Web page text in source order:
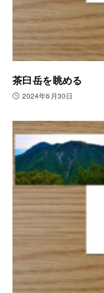
茶臼岳を眺める
2024年6月30日